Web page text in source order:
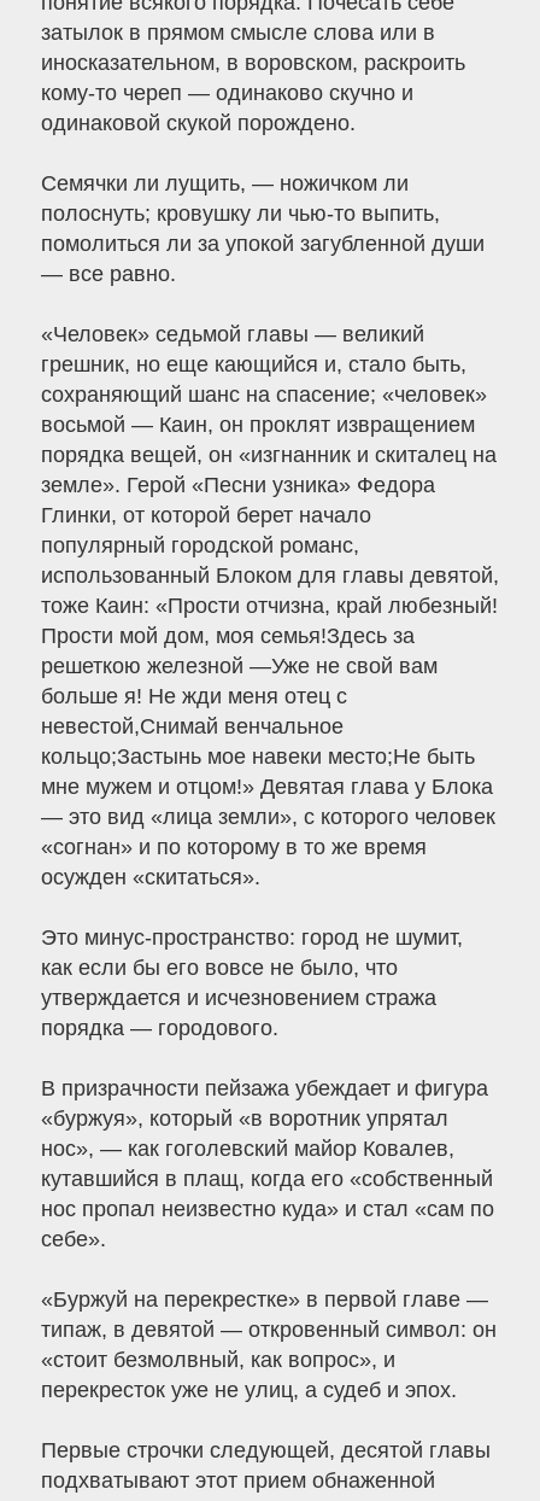
затылок в прямом смысле слова или в
иносказательном, в воровском, раскроить
кому-то череп — одинаково скучно и
одинаковой скукой порождено.
Семячки ли лущить, — ножичком ли
полоснуть; кровушку ли чью-то выпить,
помолиться ли за упокой загубленной души
— все равно.
«Человек» седьмой главы — великий
грешник, но еще кающийся и, стало быть,
сохраняющий шанс на спасение; «человек»
восьмой — Каин, он проклят извращением
порядка вещей, он «изгнанник и скиталец на
земле». Герой «Песни узника» Федора
Глинки, от которой берет начало
популярный городской романс,
использованный Блоком для главы девятой,
тоже Каин: «Прости отчизна, край любезный!
Прости мой дом, моя семья!Здесь за
решеткою железной —Уже не свой вам
больше я! Не жди меня отец с
невестой,Снимай венчальное
кольцо;Застынь мое навеки место;Не быть
мне мужем и отцом!» Девятая глава у Блока
— это вид «лица земли», с которого человек
«согнан» и по которому в то же время
осужден «скитаться».
Это минус-пространство: город не шумит,
как если бы его вовсе не было, что
утверждается и исчезновением стража
порядка — городового.
В призрачности пейзажа убеждает и фигура
«буржуя», который «в воротник упрятал
нос», — как гоголевский майор Ковалев,
кутавшийся в плащ, когда его «собственный
нос пропал неизвестно куда» и стал «сам по
себе».
«Буржуй на перекрестке» в первой главе —
типаж, в девятой — откровенный символ: он
«стоит безмолвный, как вопрос», и
перекресток уже не улиц, а судеб и эпох.
Первые строчки следующей, десятой главы
подхватывают этот прием обнаженной